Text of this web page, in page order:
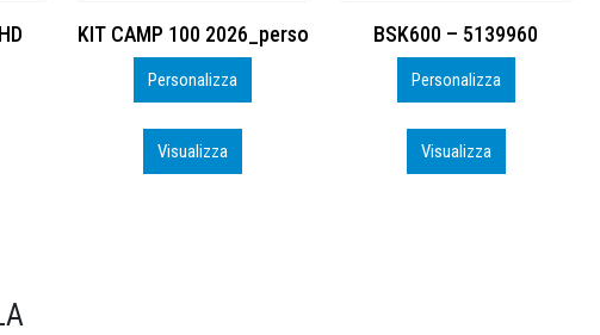
BSK600 – 5139960
Personalizza
Visualizza
DTF
Personalizza
Visualizza